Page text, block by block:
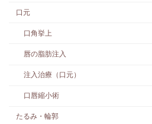
口元
口角挙上
唇の脂肪注入
注入治療（口元）
口唇縮小術
たるみ・輪郭